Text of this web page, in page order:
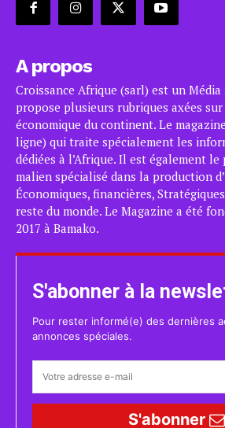
A propos
Croissance Afrique (sarl) est un
propose plusieurs rubriques axées
économique du continent. Le
ligne) qui traite spécialement les
dédiées à l’Afrique. Il est également le
malien spécialisé dans la production
Économiques, financières,
reste du monde. Le Magazine a été
2017 à Bamako.
S'abonner à la
Pour rester informé(e) des dernières
annonces spéciales.
S'abonner